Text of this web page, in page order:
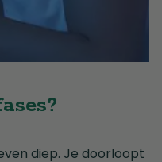
diep. Je doorloopt